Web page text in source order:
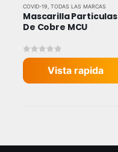
COVID-19 TODAS LAS MARCAS
Mascarilla Particulas
De Cobre MCU
0out of 5
Vista rapida